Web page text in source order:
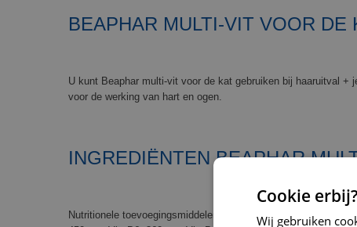
BEAPHAR MULTI-VIT VOOR DE
U kunt Beaphar multi-vit voor de kat gebruiken bij haaruitval +
voor de werking van hart en ogen.
INGREDIËNTEN BEAPHAR
Nutritionele toevoegingsmiddelen/kg: Vit. B1: 100 mg, Vit. B2:
Cookie erbij?
Wij gebruiken